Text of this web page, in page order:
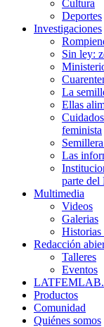
Cultura
Deportes
Investigaciones
Sin ley:
La
Ellas
feminista
Las
parte del
Multimedia
Videos
Galerias
Historias
Redacción
Talleres
Eventos
LATFEMLAB.
Productos
Comunidad
Quiénes somos